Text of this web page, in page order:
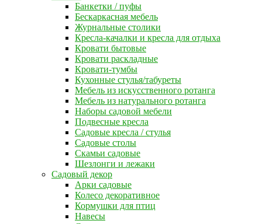
Банкетки / пуфы
Бескаркасная мебель
Журнальные столики
Кресла-качалки и кресла для отдыха
Кровати бытовые
Кровати раскладные
Кровати-тумбы
Кухонные стулья/табуреты
Мебель из искусственного ротанга
Мебель из натурального ротанга
Наборы садовой мебели
Подвесные кресла
Садовые кресла / стулья
Садовые столы
Скамьи садовые
Шезлонги и лежаки
Садовый декор
Арки садовые
Колесо декоративное
Кормушки для птиц
Навесы